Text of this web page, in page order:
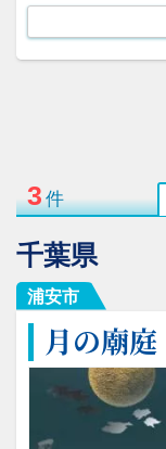
3件
千葉県
浦安市
月の廟庭